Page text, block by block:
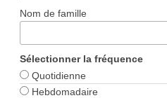
Nom de famille
Sélectionner la fréquence
Quotidienne
Hebdomadaire